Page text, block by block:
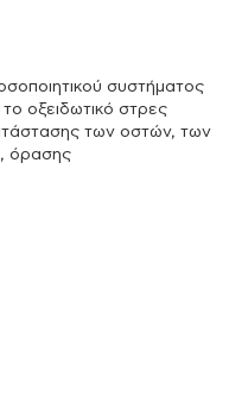
συστήματος
οξειδωτικό στρες
των οστών, των
όρασης